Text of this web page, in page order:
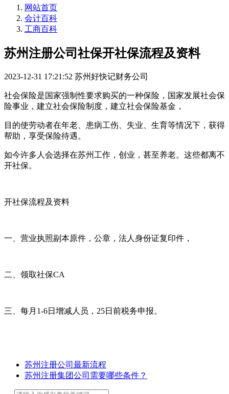
网站首页
会计百科
工商百科
苏州注册公司社保开社保流程及资料
2023-12-31 17:21:52 苏州好快记财务公司
社会保险是国家强制性要求购买的一种保险，国家发展社会保
险事业，建立社会保险制度，建立社会保险基金，
目的使劳动者在年老、患病工伤、失业、生育等情况下，获得
帮助，享受保险待遇。
如今许多人会选择在苏州工作，创业，甚至养老。这些都离不
开社保。
开社保流程及资料
一、营业执照副本原件，公章，法人身份证复印件，
二、领取社保CA
三、每月1-6日增减人员，25日前税务申报。
苏州注册公司最新流程
苏州注册集团公司需要哪些条件？